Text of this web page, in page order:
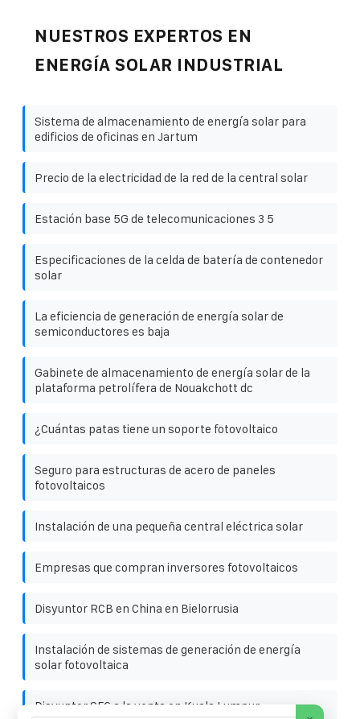
NUESTROS EXPERTOS EN
ENERGÍA SOLAR INDUSTRIAL
Sistema de almacenamiento de energía solar para
edificios de oficinas en Jartum
Precio de la electricidad de la red de la central solar
Estación base 5G de telecomunicaciones 3 5
Especificaciones de la celda de batería de contenedor
solar
La eficiencia de generación de energía solar de
semiconductores es baja
Gabinete de almacenamiento de energía solar de la
plataforma petrolífera de Nouakchott dc
¿Cuántas patas tiene un soporte fotovoltaico
Seguro para estructuras de acero de paneles
fotovoltaicos
Instalación de una pequeña central eléctrica solar
Empresas que compran inversores fotovoltaicos
Disyuntor RCB en China en Bielorrusia
Instalación de sistemas de generación de energía
solar fotovoltaica
Disyuntor SF6 a la venta en Kuala Lumpur